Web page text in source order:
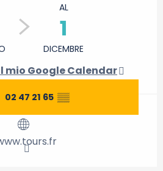
AL
1
DICEMBRE
mio Google Calendar
02 47 21 65 ▒▒